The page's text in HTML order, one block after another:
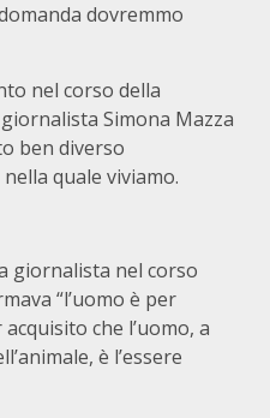
dovremmo
nel corso della
Simona Mazza
ben diverso
quale viviamo.
giornalista nel corso
“l’uomo è per
che l’uomo, a
è l’essere